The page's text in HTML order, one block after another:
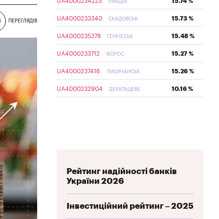
ПЕРЕГЛЯДІВ
ЛІВАДІЯ
UA4000233340 СКАДОВСЬК 15.73 %
UA4000235378 ГЕНІЧЕСЬК 15.48 %
UA4000233712 ФОРОС 15.27 %
UA4000237416 ЛИСИЧАНСЬК 15.26 %
UA4000232904 ДЕБАЛЬЦЕВЕ 10.16 %
Рейтинг надійності банків
України 2026
Інвестиційний рейтинг – 2025